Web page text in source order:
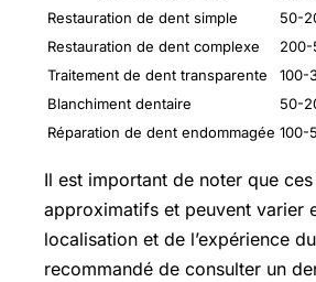
Restauration de dent simple
50-
Restauration de dent complexe
200-
Traitement de dent transparente
100-
Blanchiment dentaire
50-
Réparation de dent endommagée 100-
Il est important de noter que
approximatifs et peuvent varier
localisation et de l’expérience
recommandé de consulter un